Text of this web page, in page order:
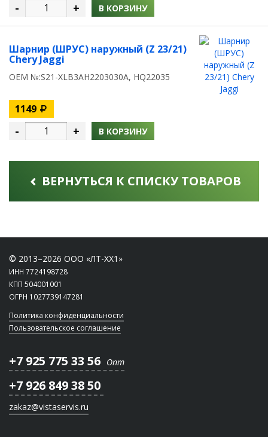
- + В КОРЗИНУ
Шарнир (ШРУС) наружный (Z 23/21)
Chery Jaggi
OEM №:S21-XLB3AH2203030A, HQ22035
1149
- + В КОРЗИНУ
ВЕРНУТЬСЯ К СПИСКУ ТОВАРОВ
© 2013–2026 ООО «ЛТ-ХХ1»
ИНН 7724198728
КПП 504001001
ОГРН 1027739147281
Политика конфиденциальности
Пользовательское соглашение
+7 925 775 33 56 Опт
+7 926 849 38 50
zakaz@vistaservis.ru